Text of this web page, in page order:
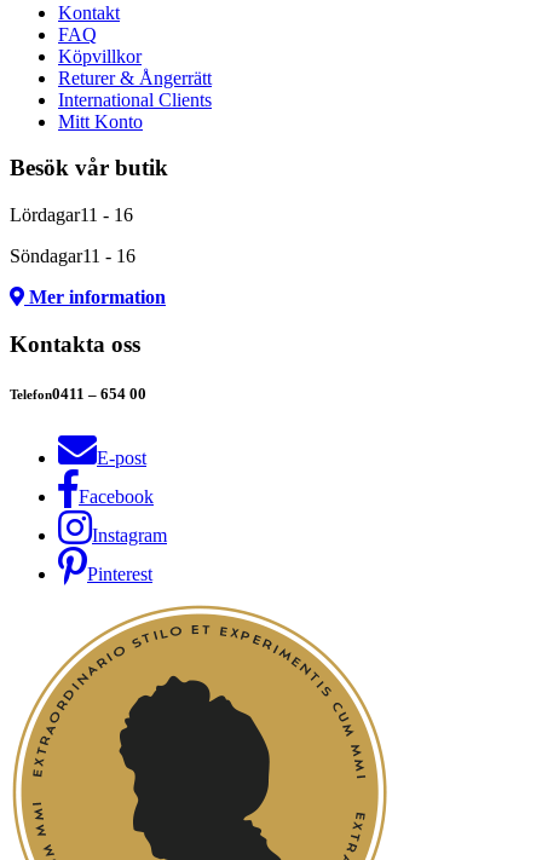
Kontakt
FAQ
Köpvillkor
Returer & Ångerrätt
International Clients
Mitt Konto
Besök vår butik
Lördagar11 - 16
Söndagar11 - 16
Mer information
Kontakta oss
Telefon0411 – 654 00
E-post
Facebook
Instagram
Pinterest